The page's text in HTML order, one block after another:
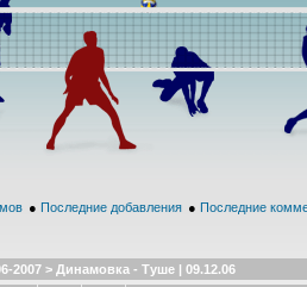
● Последние добавления ● Последние
2007 > Динамовка - Туше | 09.12.06